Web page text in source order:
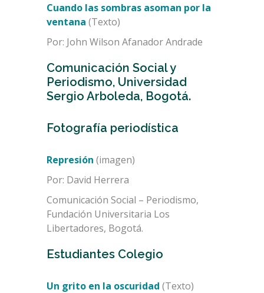
Cuando las sombras asoman por la
ventana (Texto)
Por: John Wilson Afanador Andrade
Comunicación Social y
Periodismo, Universidad
Sergio Arboleda, Bogotá.
Fotografía periodística
Represión (imagen)
Por: David Herrera
Comunicación Social – Periodismo,
Fundación Universitaria Los
Libertadores, Bogotá.
Estudiantes Colegio
Un grito en la oscuridad (Texto)